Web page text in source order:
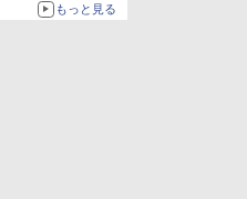
もっと見る